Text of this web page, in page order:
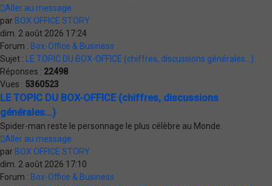
Aller au message
par BOX OFFICE STORY
dim. 2 août 2026 17:24
Forum : Box-Office & Business
Sujet :
LE TOPIC DU BOX-OFFICE (chiffres, discussions générales...)
Réponses : 22498
Vues : 5360523
LE TOPIC DU BOX-OFFICE (chiffres, discussions
générales...)
Spider-man reste le personnage le plus célèbre au Monde.
Aller au message
par BOX OFFICE STORY
dim. 2 août 2026 17:10
Forum : Box-Office & Business